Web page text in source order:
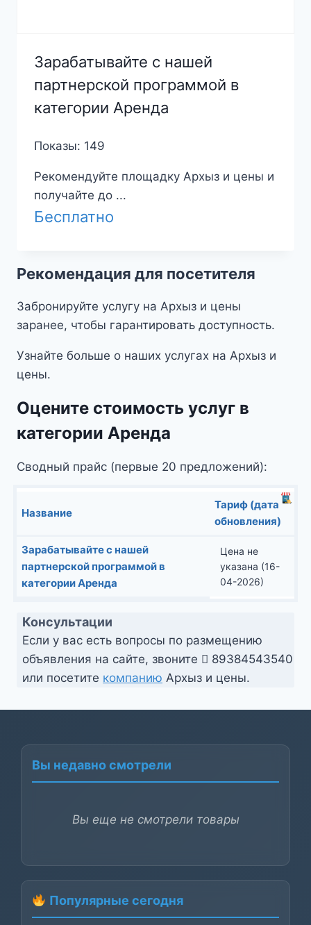
Зарабатывайте с нашей
партнерской программой в
категории Аренда
Показы: 149
Рекомендуйте площадку Архыз и цены и
получайте до ...
Бесплатно
Рекомендация для посетителя
Забронируйте услугу на Архыз и цены
заранее, чтобы гарантировать доступность.
Узнайте больше о наших услугах на Архыз и
цены.
Оцените стоимость услуг в
категории Аренда
Сводный прайс (первые 20 предложений):
Название
Тариф (дата
обновления)
Зарабатывайте с нашей
партнерской программой в
категории Аренда
Цена не
указана (16-
04-2026)
Консультации
Если у вас есть вопросы по размещению
объявления на сайте, звоните
89384543540
или посетите компанию Архыз и цены.
Вы недавно смотрели
Вы еще не смотрели товары
Популярные сегодня